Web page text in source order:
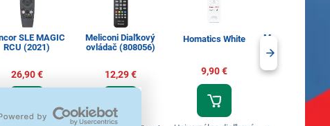
SLE MAGIC
RCU (2021)
26,90 €
Meliconi Diaľkový
ovládač (808056)
12,29 €
Homatics White
9,90 €
Meliconi 808062